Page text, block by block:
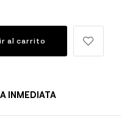
al carrito
INMEDIATA